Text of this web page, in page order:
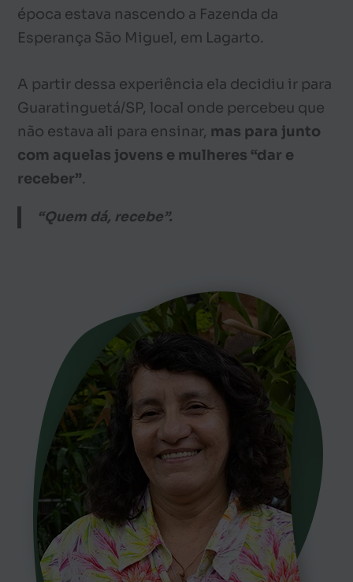
época estava nascendo a Fazenda da
Esperança São Miguel, em Lagarto.
A partir dessa experiência ela decidiu ir para
Guaratinguetá/SP, local onde percebeu que
não estava ali para ensinar, mas para junto
com aquelas jovens e mulheres “dar e
receber”.
“Quem dá, recebe”.